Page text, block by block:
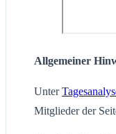
Allgemeiner
Unter
Mitglieder der